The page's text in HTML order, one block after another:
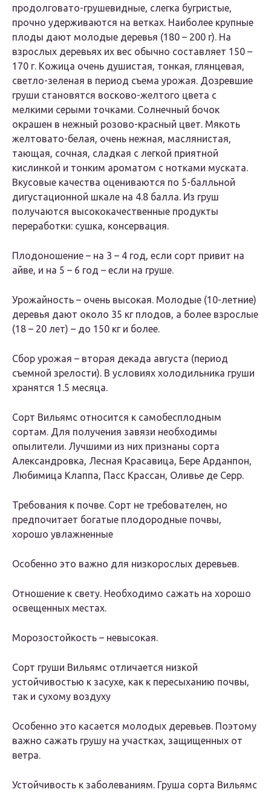
продолговато-грушевидные, слегка бугристые,
прочно удерживаются на ветках. Наиболее крупные
плоды дают молодые деревья (180 – 200 г). На
взрослых деревьях их вес обычно составляет 150 –
170 г. Кожица очень душистая, тонкая, глянцевая,
светло-зеленая в период съема урожая. Дозревшие
груши становятся восково-желтого цвета с
мелкими серыми точками. Солнечный бочок
окрашен в нежный розово-красный цвет. Мякоть
желтовато-белая, очень нежная, маслянистая,
тающая, сочная, сладкая с легкой приятной
кислинкой и тонким ароматом с нотками муската.
Вкусовые качества оцениваются по 5-балльной
дигустационной шкале на 4.8 балла. Из груш
получаются высококачественные продукты
переработки: сушка, консервация.
Плодоношение – на 3 – 4 год, если сорт привит на
айве, и на 5 – 6 год – если на груше.
Урожайность – очень высокая. Молодые (10-летние)
деревья дают около 35 кг плодов, а более взрослые
(18 – 20 лет) – до 150 кг и более.
Сбор урожая – вторая декада августа (период
съемной зрелости). В условиях холодильника груши
хранятся 1.5 месяца.
Сорт Вильямс относится к самобесплодным
сортам. Для получения завязи необходимы
опылители. Лучшими из них признаны сорта
Александровка, Лесная Красавица, Бере Арданпон,
Любимица Клаппа, Пасс Крассан, Оливье де Серр.
Требования к почве. Сорт не требователен, но
предпочитает богатые плодородные почвы,
хорошо увлажненные
Особенно это важно для низкорослых деревьев.
Отношение к свету. Необходимо сажать на хорошо
освещенных местах.
Морозостойкость – невысокая.
Сорт груши Вильямс отличается низкой
устойчивостью к засухе, как к пересыханию почвы,
так и сухому воздуху
Особенно это касается молодых деревьев. Поэтому
важно сажать грушу на участках, защищенных от
ветра.
Устойчивость к заболеваниям. Груша сорта Вильямс